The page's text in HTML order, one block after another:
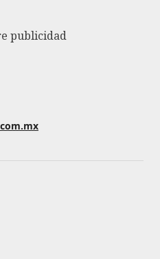
publicidad